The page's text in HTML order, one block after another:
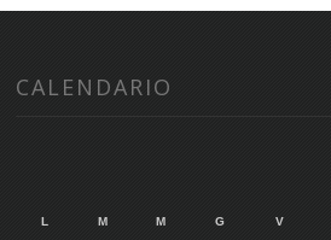
CALENDARIO
L M M G V